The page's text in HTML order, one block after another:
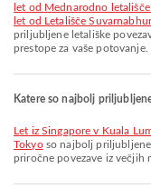
let od Mednarodno
let od Letališče
priljubljene letališke
prestope za vaše potovanje.
Katere so najbolj
let iz Singapore v Kuala
Tokyoso najbolj priljubljene
priročne povezave iz večjih